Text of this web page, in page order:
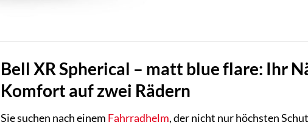
Bell XR Spherical – matt blue flare: Ihr
Komfort auf zwei Rädern
Sie suchen nach einem Fahrradhelm, der nicht nur höchsten